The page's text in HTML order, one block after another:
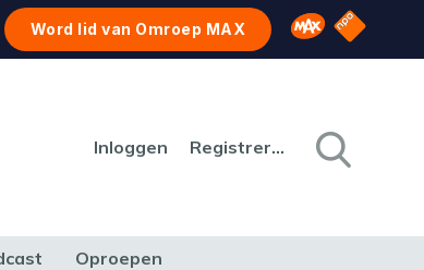
Word lid van Omroep MAX Omroep MAX
NPO
Inloggen Registreren
Oproepen